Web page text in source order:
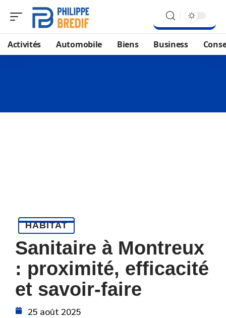
Activités Automobile Biens Business
HABITAT
Sanitaire à Montreux
: proximité, efficacité
et savoir-faire
25 août 2025